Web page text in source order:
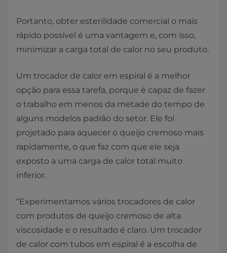
Portanto, obter esterilidade comercial o mais
rápido possível é uma vantagem e, com isso,
minimizar a carga total de calor no seu produto.
Um trocador de calor em espiral é a melhor
opção para essa tarefa, porque é capaz de fazer
o trabalho em menos da metade do tempo de
alguns modelos padrão do setor. Ele foi
projetado para aquecer o queijo cremoso mais
rapidamente, o que faz com que ele seja
exposto a uma carga de calor total muito
inferior.
“Experimentamos vários trocadores de calor
com produtos de queijo cremoso de alta
viscosidade e o resultado é claro. Um trocador
de calor com tubos em espiral é a escolha de